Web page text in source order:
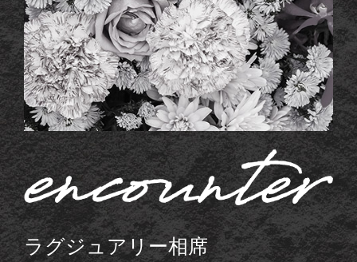
ラグジュアリー相席